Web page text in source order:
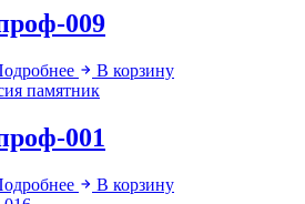
009
В корзину
001
В корзину